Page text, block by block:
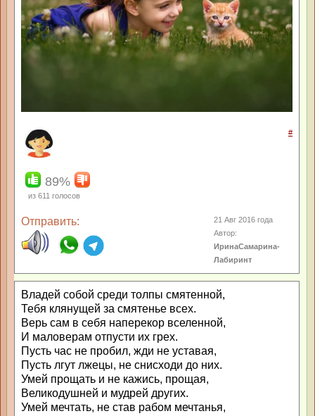
#
89%
из 611 голосов
Отправить:
21 Авг 2016 года
Автор:
ИринаСамарина-
Лабиринт
Владей собой среди толпы смятенной,
Тебя клянущей за смятенье всех.
Верь сам в себя наперекор вселенной,
И маловерам отпусти их грех.
Пусть час не пробил, жди не уставая,
Пусть лгут лжецы, не снисходи до них.
Умей прощать и не кажись, прощая,
Великодушней и мудрей других.
Умей мечтать, не став рабом мечтанья,